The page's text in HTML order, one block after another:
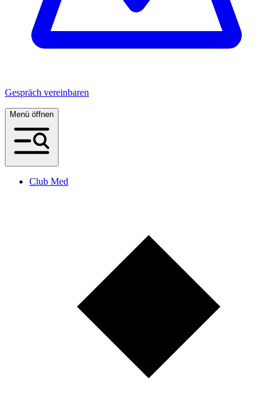
Gespräch vereinbaren
Menü öffnen
Club Med